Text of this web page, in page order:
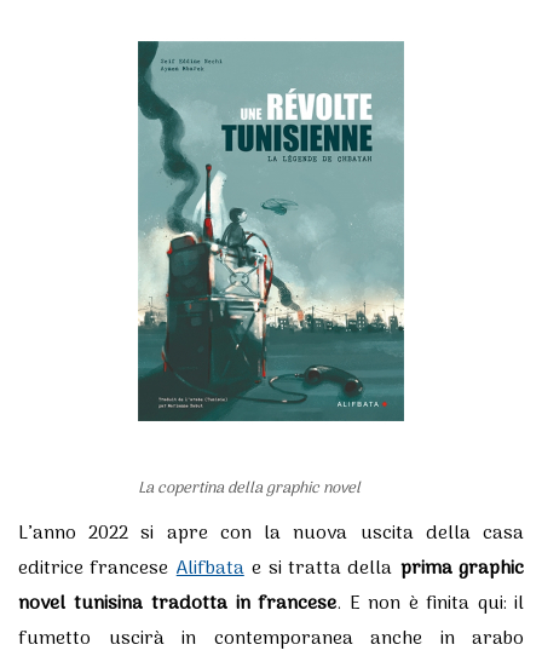
La copertina della graphic novel
L’anno 2022 si apre con la nuova uscita della casa
editrice franceseAlifbatae si tratta della prima graphic
novel tunisina tradotta in francese. E non è finita qui: il
fumetto uscirà in contemporanea anche in arabo